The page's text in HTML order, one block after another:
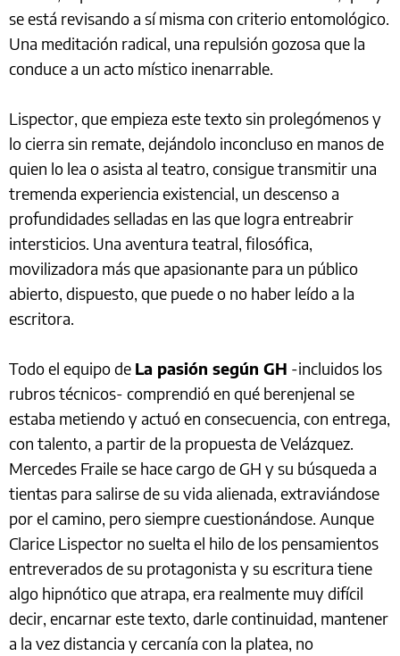
se está revisando a sí misma con criterio entomológico.
Una meditación radical, una repulsión gozosa que la
conduce a un acto místico inenarrable.
Lispector, que empieza este texto sin prolegómenos y
lo cierra sin remate, dejándolo inconcluso en manos de
quien lo lea o asista al teatro, consigue transmitir una
tremenda experiencia existencial, un descenso a
profundidades selladas en las que logra entreabrir
intersticios. Una aventura teatral, filosófica,
movilizadora más que apasionante para un público
abierto, dispuesto, que puede o no haber leído a la
escritora.
Todo el equipo de La pasión según GH -incluidos los
rubros técnicos- comprendió en qué berenjenal se
estaba metiendo y actuó en consecuencia, con entrega,
con talento, a partir de la propuesta de Velázquez.
Mercedes Fraile se hace cargo de GH y su búsqueda a
tientas para salirse de su vida alienada, extraviándose
por el camino, pero siempre cuestionándose. Aunque
Clarice Lispector no suelta el hilo de los pensamientos
entreverados de su protagonista y su escritura tiene
algo hipnótico que atrapa, era realmente muy difícil
decir, encarnar este texto, darle continuidad, mantener
a la vez distancia y cercanía con la platea, no